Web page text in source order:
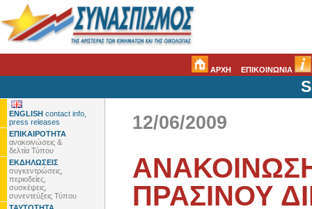
ΑΡΧΗ ΕΠΙΚΟΙΝΩΝΙΑ
ENGLISH contact info,
press releases
ΕΠΙΚΑΙΡΟΤΗΤΑ
ανακοινώσεις &
δελτία Τύπου
ΕΚΔΗΛΩΣΕΙΣ
συγκεντρώσεις,
περιοδείες,
συσκέψεις,
συνεντεύξεις Τύπου
12/06/2009
ΠΡΑΣΙΝΟΥ